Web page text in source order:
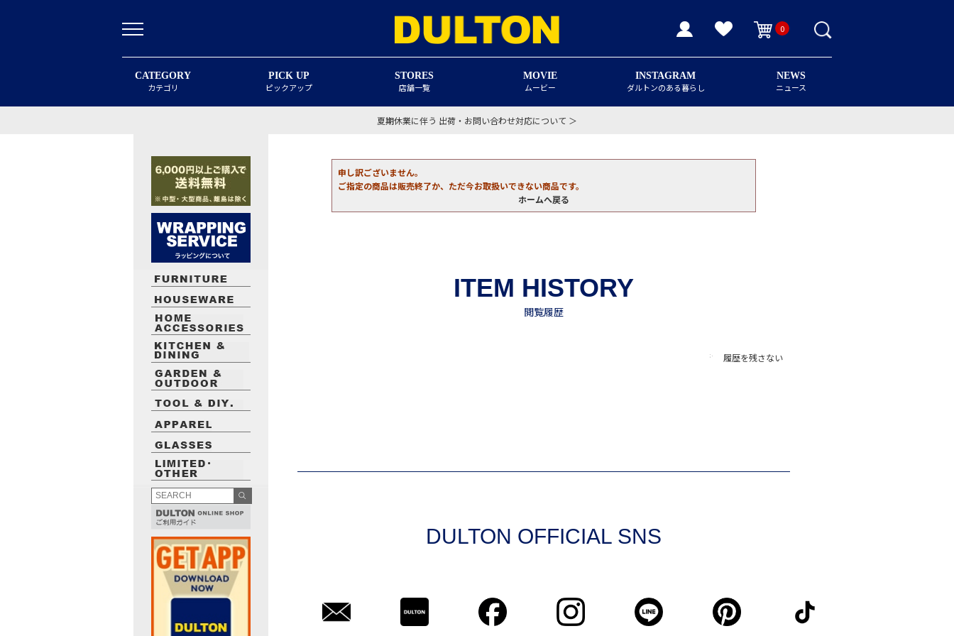
0
CATEGORY
カテゴリ
PICK UP
ピックアップ
STORES
店舗一覧
MOVIE
ムービー
INSTAGRAM
ダルトンのある暮らし
NEWS
ニュース
夏期休業に伴う 出荷・お問い合わせ対応について ＞
申し訳ございません。
ご指定の商品は販売終了か、ただ今お取扱いできない商品です。
ホームへ戻る
履歴を残さない
DULTON OFFICIAL SNS